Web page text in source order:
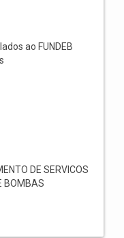
ao FUNDEB
DE SERVICOS
BOMBAS